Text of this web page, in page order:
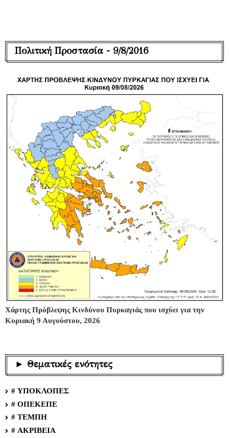
Πολιτική Προστασία - 9/8/2016
Χάρτης Πρόβλεψης Κινδύνου Πυρκαγιάς που ισχύει για την
Κυριακή 9 Αυγούστου, 2026
► Θεματικές ενότητες
# ΥΠΟΚΛΟΠΕΣ
# ΟΠΕΚΕΠΕ
# ΤΕΜΠΗ
# ΑΚΡΙΒΕΙΑ